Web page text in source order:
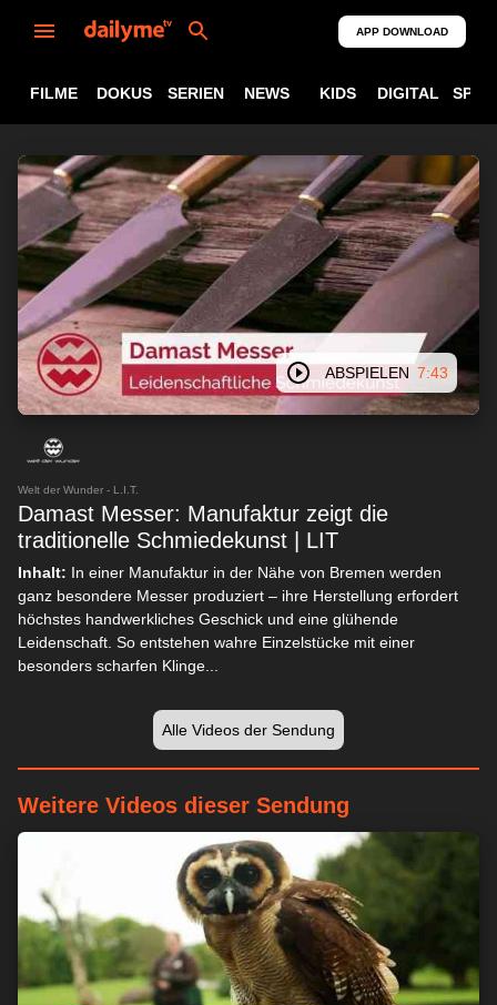
APP DOWNLOAD
FILME DOKUS SERIEN NEWS KIDS DIGITAL
ABSPIELEN 7:43
Welt der Wunder - L.I.T.
Damast Messer: Manufaktur zeigt die
traditionelle Schmiedekunst | LIT
Inhalt: In einer Manufaktur in der Nähe von Bremen werden
ganz besondere Messer produziert – ihre Herstellung erfordert
höchstes handwerkliches Geschick und eine glühende
Leidenschaft. So entstehen wahre Einzelstücke mit einer
besonders scharfen Klinge...
Alle Videos der Sendung
Weitere Videos dieser Sendung